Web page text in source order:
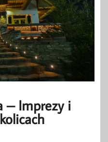
– Imprezy i